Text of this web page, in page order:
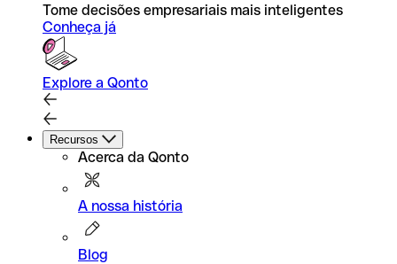
Tome decisões empresariais mais inteligentes
Conheça já
Explore a Qonto
Recursos
Acerca da Qonto
A nossa história
Blog